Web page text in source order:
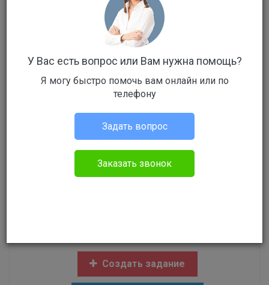
Служебное жилье
Вопрос уже решен
Стою в очереди на служебное жилье 2 года.
Создать задание
У Вас есть вопрос или Вам нужна помощь?
Я могу быстро помочь вам онлайн или по
телефону
Задать вопрос
Заказать звонок